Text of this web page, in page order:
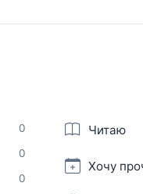
0
0
0
Читаю
Хочу